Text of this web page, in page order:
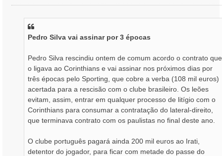
e
Pedro Silva vai assinar por 3 épocas
Pedro Silva rescindiu ontem de comum acordo o contrato que
o ligava ao Corinthians e vai assinar nos próximos dias por
três épocas pelo Sporting, que cobre a verba (108 mil euros)
acertada para a rescisão com o clube brasileiro. Os leões
evitam, assim, entrar em qualquer processo de litígio com o
Corinthians para consumar a contratação do lateral-direito,
que terminava contrato com os paulistas no final deste ano.
O clube português pagará ainda 200 mil euros ao Irati,
detentor do jogador, para ficar com metade do passe do